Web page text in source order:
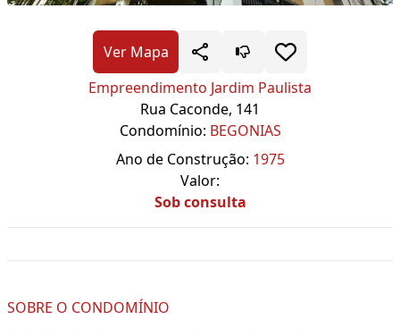
Ver Mapa
Empreendimento Jardim Paulista
Rua Caconde, 141
Condomínio: BEGONIAS
Ano de Construção: 1975
Valor:
Sob consulta
SOBRE O CONDOMÍNIO